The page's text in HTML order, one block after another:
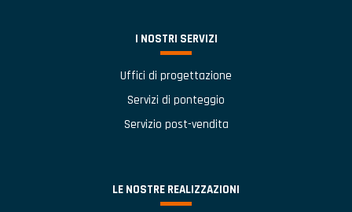
I NOSTRI SERVIZI
Uffici di progettazione
Servizi di ponteggio
Servizio post-vendita
LE NOSTRE REALIZZAZIONI